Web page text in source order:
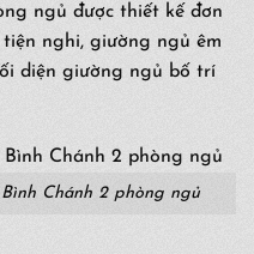
ngủ được thiết kế đơn
nghi, giường ngủ êm
diện giường ngủ bố trí
Chánh 2 phòng ngủ